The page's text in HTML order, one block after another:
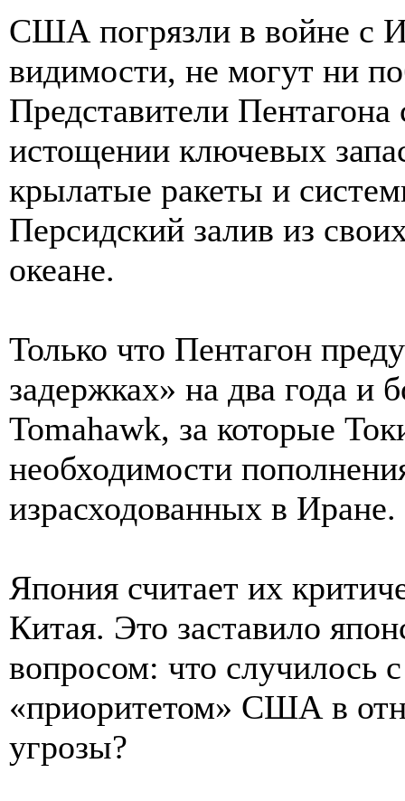
США погрязли в войне с
видимости, не могут ни
Представители
истощении ключевых
крылатые ракеты и
Персидский залив из
океане.
Только что Пентагон
задержках» на два года и
Tomahawk, за которые
необходимости
израсходованных в Иране.
Япония считает их
Китая. Это заставило
вопросом: что случилось
«приоритетом» США в
угрозы?